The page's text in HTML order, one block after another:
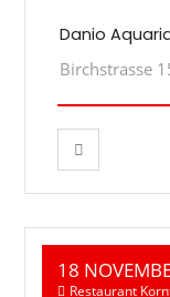
Danio
Birchstrasse
18
Restaurant